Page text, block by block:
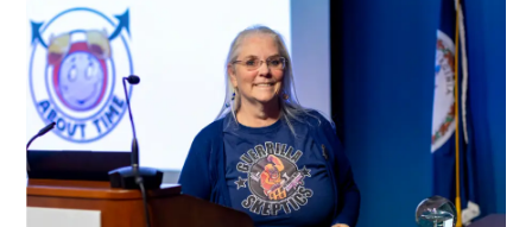
Afbeelding